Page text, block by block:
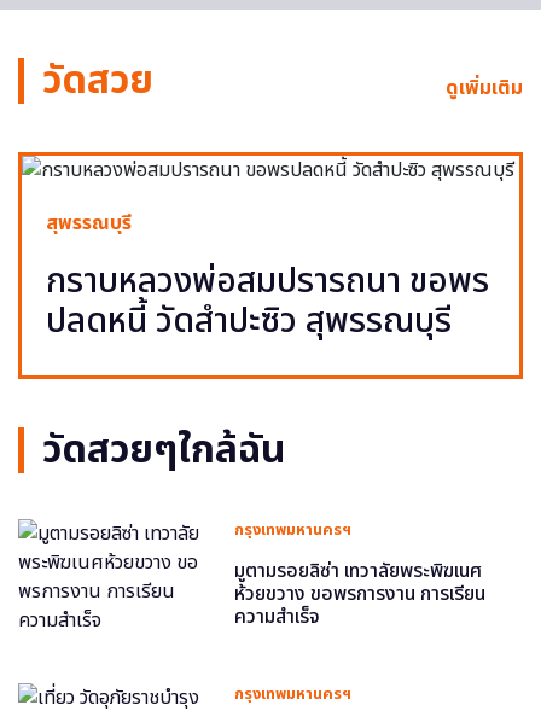
วัดสวย ดูเพิ่มเติม
สุพรรณบุรี
กราบหลวงพ่อสมปรารถนา ขอพร
ปลดหนี้ วัดสำปะซิว สุพรรณบุรี
วัดสวยๆใกล้ฉัน
กรุงเทพมหานครฯ
มูตามรอยลิซ่า เทวาลัยพระพิฆเนศ
ห้วยขวาง ขอพรการงาน การเรียน
ความสำเร็จ
กรุงเทพมหานครฯ